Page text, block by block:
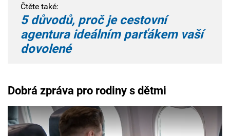
Čtěte také:
5 důvodů, proč je cestovní
agentura ideálním parťákem vaší
dovolené
Dobrá zpráva pro rodiny s dětmi